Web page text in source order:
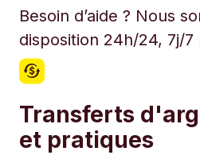
Besoin d’aide ? Nous
disposition 24h/24, 7j/7
Transferts
et pratiques